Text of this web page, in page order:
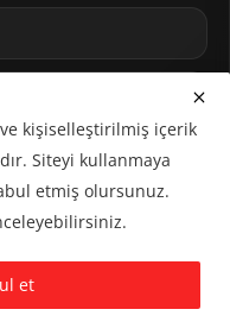
Tüm hakları saklıdır.
Çerez Politikası
kişiselleştirilmiş içerik
Siteyi kullanmaya
etmiş olursunuz.
et